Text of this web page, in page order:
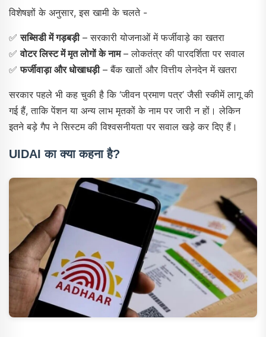
विशेषज्ञों के अनुसार, इस खामी के चलते -
✅सब्सिडी में गड़बड़ी– सरकारी योजनाओं में फर्जीवाड़े का खतरा
✅वोटर लिस्ट में मृत लोगों के नाम– लोकतंत्र की पारदर्शिता पर सवाल
✅फर्जीवाड़ा और धोखाधड़ी– बैंक खातों और वित्तीय लेनदेन में खतरा
सरकार पहले भी कह चुकी है कि ‘जीवन प्रमाण पत्र’ जैसी स्कीमें लागू की
गई हैं, ताकि पेंशन या अन्य लाभ मृतकों के नाम पर जारी न हों। लेकिन
इतने बड़े गैप ने सिस्टम की विश्वसनीयता पर सवाल खड़े कर दिए हैं।
UIDAI का क्या कहना है?